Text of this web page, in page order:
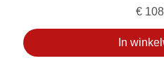
Prijs
€
In